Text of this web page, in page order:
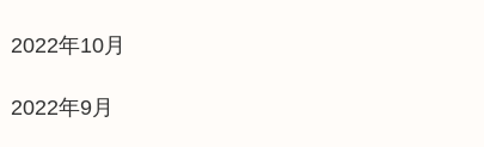
2022年10月
2022年9月